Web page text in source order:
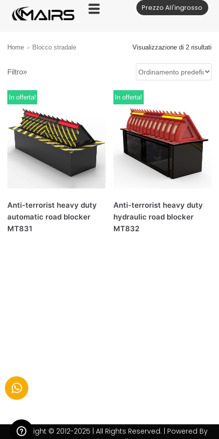
Vai
al
Prezzo All'ingrosso
Home » Blocco stradale Visualizzazione di 2 risultati
Filtro»
In offerta!
Anti-terrorist heavy duty
automatic road blocker
MT831
In offerta!
Anti-terrorist heavy duty
hydraulic road blocker
MT832
Copyright © 2012-2025 | All Rights Reserved. | Powered By